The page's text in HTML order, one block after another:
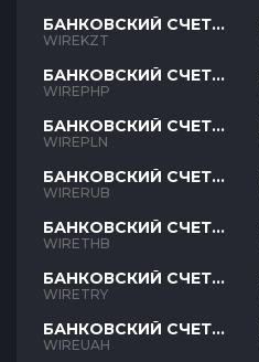
БАНКОВСКИЙ СЧЕТ
KZT
WIREKZT
БАНКОВСКИЙ СЧЕТ
PHP
WIREPHP
БАНКОВСКИЙ СЧЕТ
PLN
WIREPLN
БАНКОВСКИЙ СЧЕТ
RUB
WIRERUB
БАНКОВСКИЙ СЧЕТ
THB
WIRETHB
БАНКОВСКИЙ СЧЕТ
TRY
WIRETRY
БАНКОВСКИЙ СЧЕТ
UAH
WIREUAH